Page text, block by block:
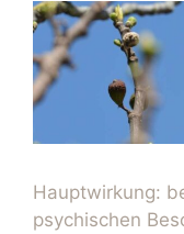
Hauptwirkung:
psychischen